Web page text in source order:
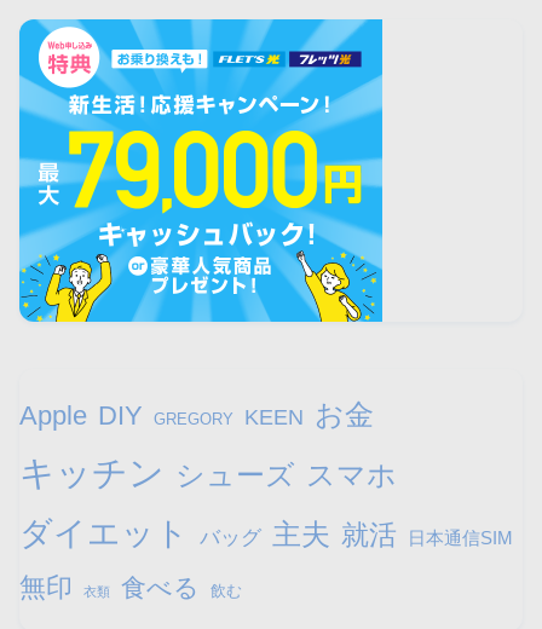
Apple DIY GREGORY KEEN お金
キッチン シューズ スマホ
ダイエット バッグ 主夫 就活 日本通信SIM
無印 衣類 食べる 飲む